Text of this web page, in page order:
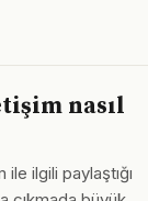
nasıl
ilgili paylaştığı